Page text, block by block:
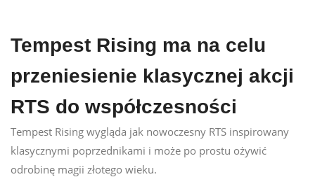
Tempest Rising ma na celu
przeniesienie klasycznej akcji
RTS do współczesności
Tempest Rising wygląda jak nowoczesny RTS inspirowany
klasycznymi poprzednikami i może po prostu ożywić
odrobinę magii złotego wieku.